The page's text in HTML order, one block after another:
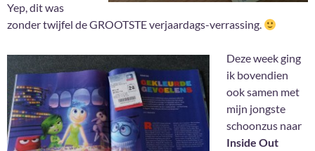
Yep, dit was
zonder twijfel de GROOTSTE verjaardags-verrassing.
Deze week ging
ik bovendien
ook samen met
mijn jongste
schoonzus naar
Inside Out